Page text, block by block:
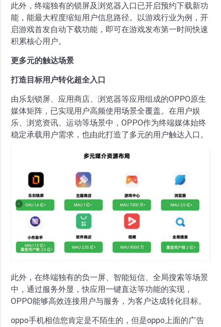
此外，终端独有的锁屏及浏览器入口已开启预约下载新功
能，能最大程度缩短用户信息路径。以游戏行业为例，开
启游戏首发自动下载功能，即可在游戏发布第一时间快速
积累核心用户。
更多元的触达场景
打造目标用户转化超全入口
由乐划锁屏、应用商店、浏览器等应用组成的OPPO原生
媒体矩阵，已实现用户高频使用场景全覆盖。在用户娱
乐、浏览资讯、运动等场景中，OPPO作为终端媒体始终
稳定承载用户需求，也由此打造了多元的用户触达入口。
此外，在终端独有的负一屏、智能短信、全局搜索等场景
中，通过服务外显，快应用一键直达等功能的实现，
OPPO能够高效连接用户与服务，为客户达成转化目标。
oppo手机相信您肯定是不陌生的，但是oppo上面的广告